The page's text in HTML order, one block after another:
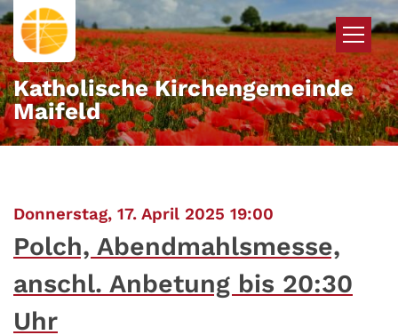
Zum Inhalt springen
Katholische Kirchengemeinde
Maifeld
Donnerstag, 17. April 2025 19:00
Polch, Abendmahlsmesse,
anschl. Anbetung bis 20:30
Uhr